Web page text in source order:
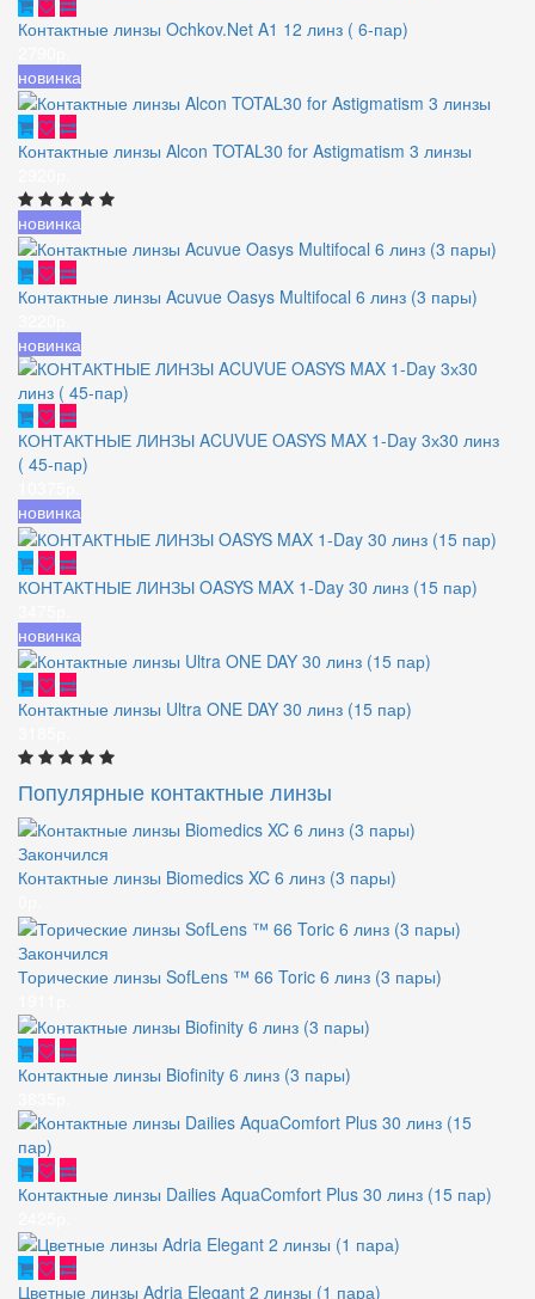
Контактные линзы Ochkov.Net A1 12 линз ( 6-пар)
новинка
Контактные линзы Alcon TOTAL30 for Astigmatism 3 линзы
новинка
Контактные линзы Acuvue Oasys Multifocal 6 линз (3 пары)
новинка
КОНТАКТНЫЕ ЛИНЗЫ ACUVUE OASYS MAX 1-Day 3х30 линз
( 45-пар)
новинка
КОНТАКТНЫЕ ЛИНЗЫ OASYS MAX 1-Day 30 линз (15 пар)
новинка
Контактные линзы Ultra ONE DAY 30 линз (15 пар)
Популярные контактные линзы
Закончился
Контактные линзы Biomedics XC 6 линз (3 пары)
Закончился
Торические линзы SofLens ™ 66 Toric 6 линз (3 пары)
Контактные линзы Biofinity 6 линз (3 пары)
Контактные линзы Dailies AquaComfort Plus 30 линз (15 пар)
Цветные линзы Adria Elegant 2 линзы (1 пара)